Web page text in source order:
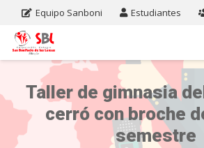
Equipo Sanboni Estudiantes
Taller de gimnasia del
cerró con broche
semestre